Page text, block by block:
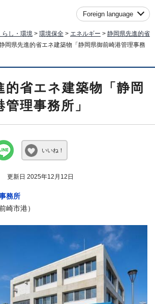
Foreign language
らし・環境 > 環境保全 > エネルギー > 静岡県先進的省
岡県先進的省エネ建築物「静岡県御前崎港管理事務
的省エネ建築物「静岡
理事務所」
いいね！
更新日 2025年12月12日
務所
崎市港）